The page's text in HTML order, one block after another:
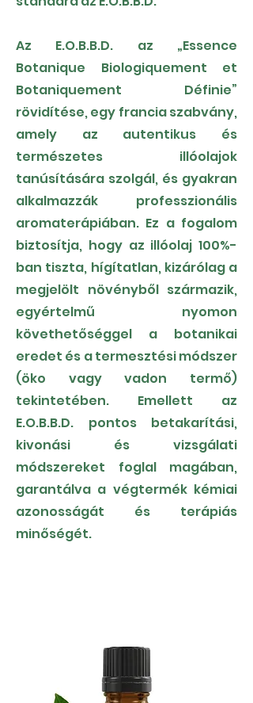
Az E.O.B.B.D. az „Essence
Botanique Biologiquement et
Botaniquement Définie”
rövidítése, egy francia szabvány,
amely az autentikus és
természetes illóolajok
tanúsítására szolgál, és gyakran
alkalmazzák professzionális
aromaterápiában. Ez a fogalom
biztosítja, hogy az illóolaj 100%-
ban tiszta, hígítatlan, kizárólag a
megjelölt növényből származik,
egyértelmű nyomon
követhetőséggel a botanikai
eredet és a termesztési módszer
(öko vagy vadon termő)
tekintetében. Emellett az
E.O.B.B.D. pontos betakarítási,
kivonási és vizsgálati
módszereket foglal magában,
garantálva a végtermék kémiai
azonosságát és terápiás
minőségét.